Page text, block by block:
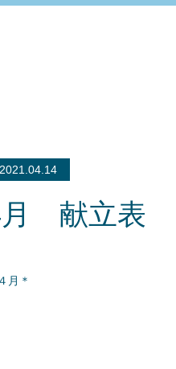
2021.04.14
献立表
月＊